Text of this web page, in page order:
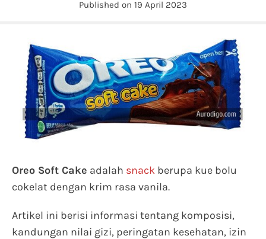
Published on 19 April 2023
Oreo Soft Cake adalah snack berupa kue bolu
cokelat dengan krim rasa vanila.
Artikel ini berisi informasi tentang komposisi,
kandungan nilai gizi, peringatan kesehatan, izin